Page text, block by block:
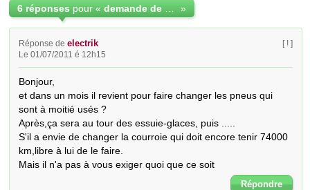
6 réponses pour « »
Réponse deelectrik
Le 01/07/2011 é 12h15
[ ! ]
Bonjour,
et dans un mois il revient pour faire changer les pneus qui
sont à moitié usés ?
Après,ça sera au tour des essuie-glaces, puis .....
S'il a envie de changer la courroie qui doit encore tenir 74000
km,libre à lui de le faire.
Mais il n'a pas à vous exiger quoi que ce soit
Répondre